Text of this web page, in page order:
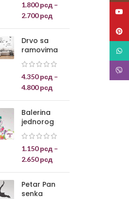
1.800рсд –
2.700рсд
Drvo sa
ramovima
4.350рсд –
4.800рсд
Balerina
jednorog
1.150рсд –
2.650рсд
Petar Pan
senka
Viber